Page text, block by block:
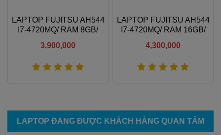
LAPTOP FUJITSU AH544
I7-4720MQ/ RAM 8GB/
GEFORCE GT 720M/ LCD
3,900,000
LAPTOP FUJITSU AH544
I7-4720MQ/ RAM 16GB/
GEFORCE GT 720M/ LCD
4,300,000
LAPTOP ĐANG ĐƯỢC KHÁCH HÀNG QUAN TÂM